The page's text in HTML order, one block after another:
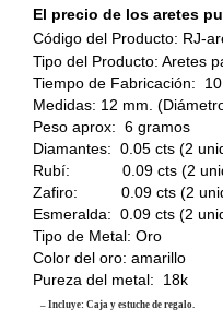
El precio de los aretes
Código del Producto: RJ-
Tipo del Producto: Aretes
Tiempo de Fabricación:
Medidas: 12 mm.
Peso aprox: 6 gramos
Diamantes: 0.05 cts (2
Rubí: 0.09 cts (2
Zafiro: 0.09 cts (2
Esmeralda: 0.09 cts (2
Tipo de Metal: Oro
Color del oro: amarillo
Pureza del metal: 18k
– Incluye: Caja y estuche de regalo.